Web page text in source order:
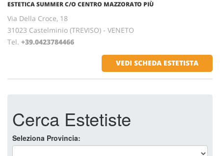
ESTETICA SUMMER C/O CENTRO MAZZORATO PIÙ
Via Della Croce, 18
31023 Castelminio (TREVISO) - VENETO
Tel. +39.0423784466
VEDI SCHEDA ESTETISTA
Cerca Estetiste
Seleziona Provincia: